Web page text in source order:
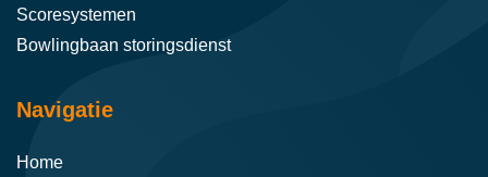
Scoresystemen
Bowlingbaan storingsdienst
Navigatie
Home